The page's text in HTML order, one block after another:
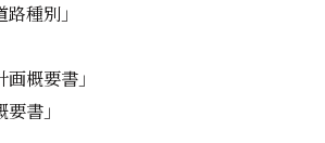
種別」
概要書」
書」